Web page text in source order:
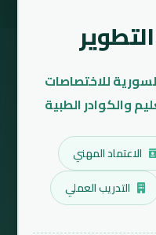
للاختصاصات
والكوادر الطبية
الاعتماد المهني
التدريب العملي